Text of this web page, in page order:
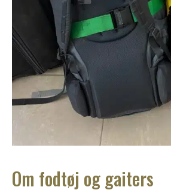
Om fodtøj og gaiters